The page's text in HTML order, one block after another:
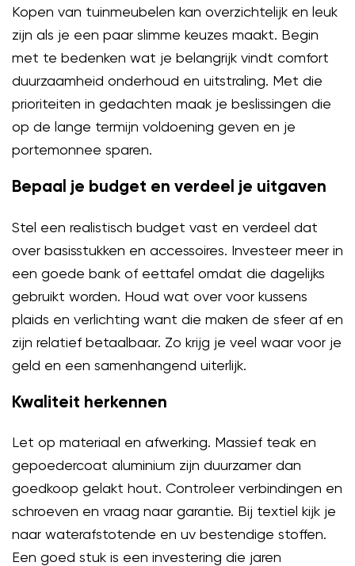
Kopen van tuinmeubelen kan overzichtelijk en leuk
zijn als je een paar slimme keuzes maakt. Begin
met te bedenken wat je belangrijk vindt comfort
duurzaamheid onderhoud en uitstraling. Met die
prioriteiten in gedachten maak je beslissingen die
op de lange termijn voldoening geven en je
portemonnee sparen.
Bepaal je budget en verdeel je uitgaven
Stel een realistisch budget vast en verdeel dat
over basisstukken en accessoires. Investeer meer in
een goede bank of eettafel omdat die dagelijks
gebruikt worden. Houd wat over voor kussens
plaids en verlichting want die maken de sfeer af en
zijn relatief betaalbaar. Zo krijg je veel waar voor je
geld en een samenhangend uiterlijk.
Kwaliteit herkennen
Let op materiaal en afwerking. Massief teak en
gepoedercoat aluminium zijn duurzamer dan
goedkoop gelakt hout. Controleer verbindingen en
schroeven en vraag naar garantie. Bij textiel kijk je
naar waterafstotende en uv bestendige stoffen.
Een goed stuk is een investering die jaren